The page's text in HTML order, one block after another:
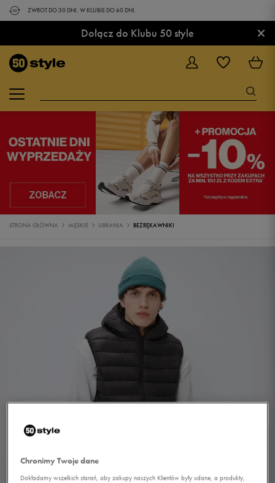
ZWROT DO 30 DNI. W KLUBIE DO 60 DNI.
Dołącz do Klubu 50 style ×
STRONA GŁÓWNA MĘSKIE UBRANIA BEZRĘKAWNIKI
Chronimy Twoje dane
Dokładamy wszelkich starań, aby zakupy naszych Klientów były udane, a produkty,